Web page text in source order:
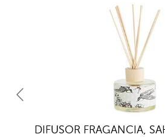
DIFUSOR FRAGANCIA,